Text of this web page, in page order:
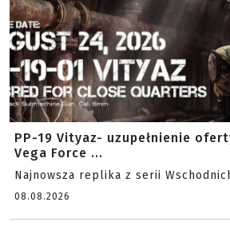
PP-19 Vityaz- uzupełnienie
Vega Force ...
Najnowsza replika z serii
08.08.2026